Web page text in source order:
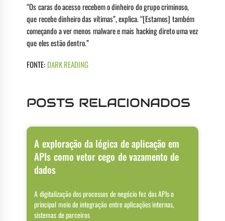
“Os caras do acesso recebem o dinheiro do grupo criminoso,
que recebe dinheiro das vítimas”, explica. “[Estamos] também
começando a ver menos malware e mais hacking direto uma vez
que eles estão dentro.”
FONTE: DARK READING
POSTS RELACIONADOS
A exploração da lógica de aplicação em
APIs como vetor cego de vazamento de
dados
A digitalização dos processos de negócio fez das APIs o
principal meio de integração entre aplicações internas,
sistemas de parceiros